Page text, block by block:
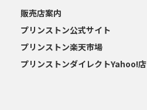
販売店案内
プリンストン公式サイト
プリンストン楽天市場
プリンストンダイレクトYahoo!店